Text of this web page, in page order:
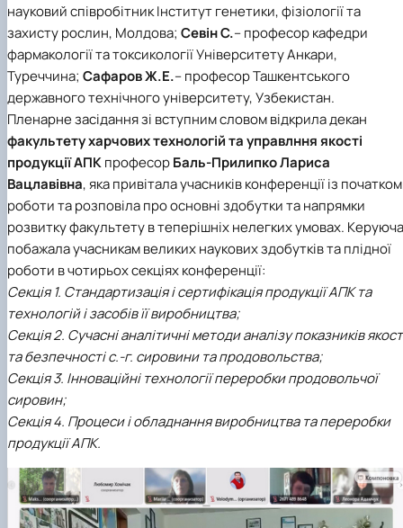
науковий співробітник Інститут генетики, фізіології та
захисту рослин, Молдова; Севін С.– професор кафедри
фармакології та токсикології Університету Анкари,
Туреччина; Сафаров Ж.Е.– професор Ташкентського
державного технічного університету, Узбекистан.
Пленарне засідання зі вступним словом відкрила декан
факультету харчових технологій та управлння якості
продукції АПКпрофесорБаль-Прилипко Лариса
Вацлавівна, яка привітала учасників конференції із початком
роботи та розповіла про основні здобутки та напрямки
розвитку факультету в теперішніх нелегких умовах. Керуюча
побажала учасникам великих наукових здобутків та плідної
роботи в чотирьох секціях конференції:
Секція 1. Стандартизація і сертифікація продукції АПК та
технологій і засобів її виробництва;
Секція 2. Сучасні аналітичні методи аналізу показників
та безпечності с.-г. сировини та продовольства;
Секція 3. Інноваційні технології переробки продовольчої
сировин;
Секція 4. Процеси і обладнання виробництва та переробки
продукції АПК.